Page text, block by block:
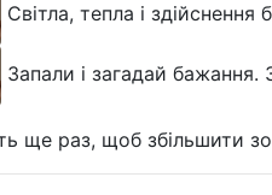
Світла, тепла і здійснення
Запали і загадай
ще раз, щоб збільшити